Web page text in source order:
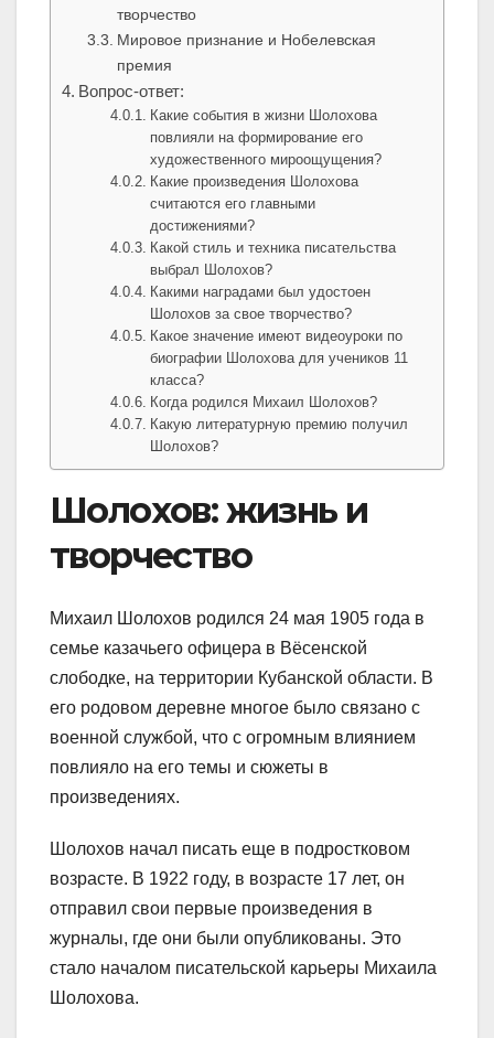
творчество
Мировое признание и Нобелевская
премия
Вопрос-ответ:
Какие события в жизни Шолохова
повлияли на формирование его
художественного мироощущения?
Какие произведения Шолохова
считаются его главными
достижениями?
Какой стиль и техника писательства
выбрал Шолохов?
Какими наградами был удостоен
Шолохов за свое творчество?
Какое значение имеют видеоуроки по
биографии Шолохова для учеников 11
класса?
Когда родился Михаил Шолохов?
Какую литературную премию получил
Шолохов?
Шолохов: жизнь и
творчество
Михаил Шолохов родился 24 мая 1905 года в
семье казачьего офицера в Вёсенской
слободке, на территории Кубанской области. В
его родовом деревне многое было связано с
военной службой, что с огромным влиянием
повлияло на его темы и сюжеты в
произведениях.
Шолохов начал писать еще в подростковом
возрасте. В 1922 году, в возрасте 17 лет, он
отправил свои первые произведения в
журналы, где они были опубликованы. Это
стало началом писательской карьеры Михаила
Шолохова.